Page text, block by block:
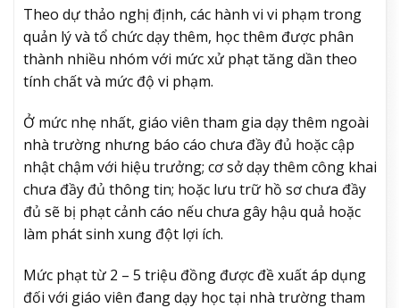
Theo dự thảo nghị định, các hành vi vi phạm trong
quản lý và tổ chức dạy thêm, học thêm được phân
thành nhiều nhóm với mức xử phạt tăng dần theo
tính chất và mức độ vi phạm.
Ở mức nhẹ nhất, giáo viên tham gia dạy thêm ngoài
nhà trường nhưng báo cáo chưa đầy đủ hoặc cập
nhật chậm với hiệu trưởng; cơ sở dạy thêm công khai
chưa đầy đủ thông tin; hoặc lưu trữ hồ sơ chưa đầy
đủ sẽ bị phạt cảnh cáo nếu chưa gây hậu quả hoặc
làm phát sinh xung đột lợi ích.
Mức phạt từ 2 – 5 triệu đồng được đề xuất áp dụng
đối với giáo viên đang dạy học tại nhà trường tham